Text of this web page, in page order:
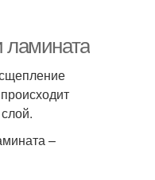
ламината
–